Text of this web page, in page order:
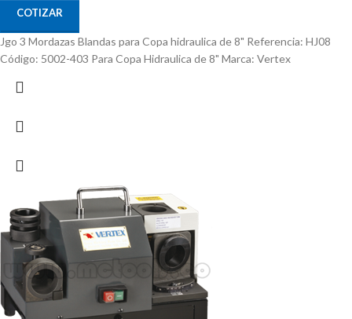
COTIZAR
Jgo 3 Mordazas Blandas para Copa hidraulica de 8" Referencia: HJ08
Código: 5002-403 Para Copa Hidraulica de 8" Marca: Vertex